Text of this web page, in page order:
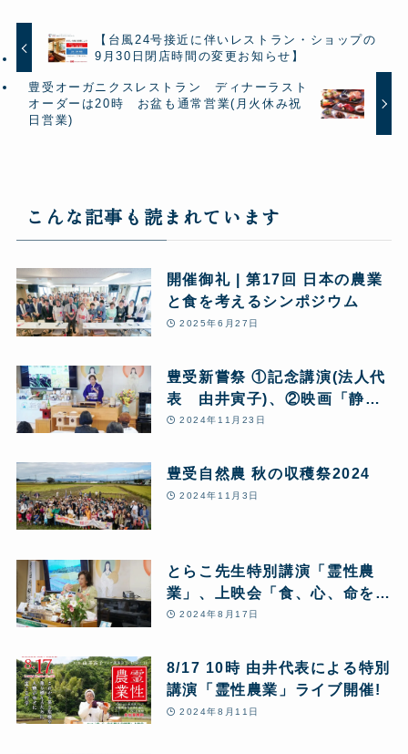
【台風24号接近に伴いレストラン・ショップの
9月30日閉店時間の変更お知らせ】
豊受オーガニクスレストラン ディナーラスト
オーダーは20時 お盆も通常営業(月火休み祝
日営業)
こんな記事も読まれています
開催御礼 | 第17回 日本の農業
と食を考えるシンポジウム
2025年6月27日
豊受新嘗祭 ①記念講演(法人代
表 由井寅子)、②映画「静か
な汚染、ネオニコチノイド」上
2024年11月23日
豊受自然農 秋の収穫祭2024
2024年11月3日
とらこ先生特別講演「霊性農
業」、上映会「食、心、命を繋
ぐ自然農」
2024年8月17日
8/17 10時 由井代表による特別
講演「霊性農業」ライブ開催!
2024年8月11日